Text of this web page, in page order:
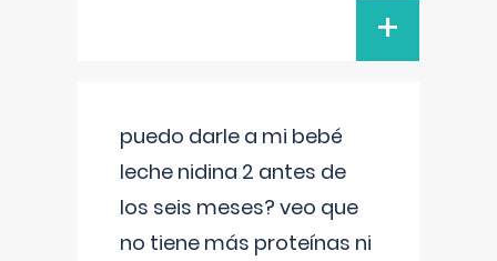
+
puedo darle a mi bebé
leche nidina 2 antes de
los seis meses? veo que
no tiene más proteínas ni